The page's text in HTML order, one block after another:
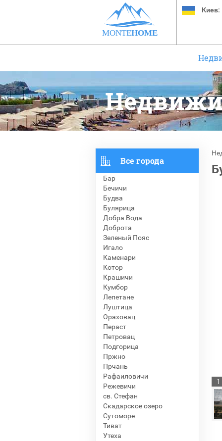
MONTEHOME
Киев:
Все города
Бар
Бечичи
Будва
Булярица
Добра Вода
Доброта
Зеленый Пояс
Игало
Каменари
Котор
Крашичи
Кумбор
Лепетане
Луштица
Ораховац
Пераст
Петровац
Подгорица
Пржно
Прчань
Рафаиловичи
Режевичи
св. Стефан
Скадарское озеро
Сутоморе
Тиват
Утеха